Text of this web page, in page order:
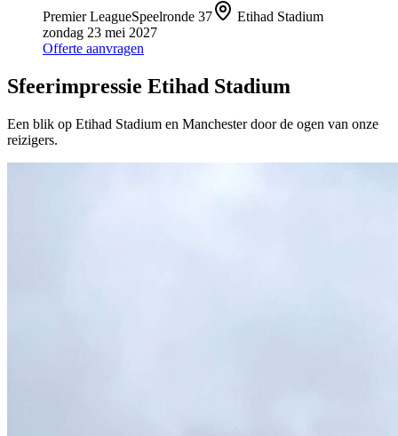
Premier LeagueSpeelronde 37
Etihad Stadium
zondag 23 mei 2027
Offerte aanvragen
Sfeerimpressie Etihad Stadium
Een blik op Etihad Stadium en Manchesterdoor de ogen van onze
reizigers.